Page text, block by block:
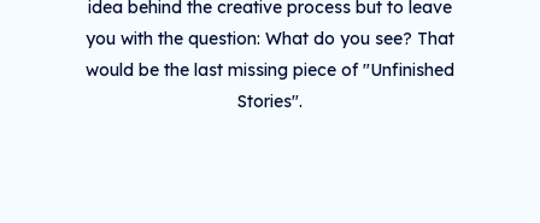
idea behind the creative process but to leave
you with the question: What do you see? That
would be the last missing piece of "Unfinished
Stories".